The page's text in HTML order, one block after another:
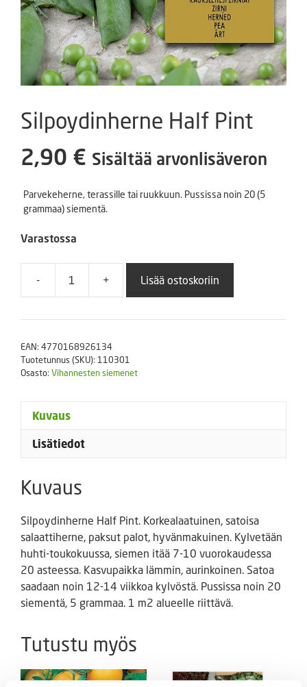
Silpoydinherne Half Pint
2,90 € Sisältää arvonlisäveron
Parvekeherne, terassille tai ruukkuun. Pussissa noin 20 (5
grammaa) siementä.
Varastossa
-
Silpoydinherne
Pint
+ Lisää ostoskoriin
EAN: 4770168926134
Tuotetunnus (SKU): 110301
Osasto: Vihannesten siemenet
Kuvaus
Lisätiedot
Kuvaus
Silpoydinherne Half Pint. Korkealaatuinen, satoisa
salaattiherne, paksut palot, hyvänmakuinen. Kylvetään
huhti-toukokuussa, siemen itää 7-10 vuorokaudessa
20 asteessa. Kasvupaikka lämmin, aurinkoinen. Satoa
saadaan noin 12-14 viikkoa kylvöstä. Pussissa noin 20
siementä, 5 grammaa. 1 m2 alueelle riittävä.
Tutustu myös